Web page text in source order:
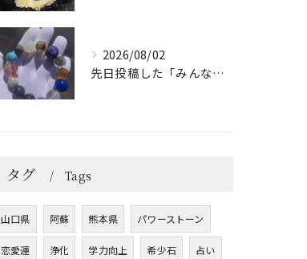
2026/08/02
先日投稿した「みんなを笑顔にしてくれるブレスレット」に
タグ Tags
山口県 阿蘇 熊本県 パワーストーン
恋愛運 浄化 学力向上 希少石 占い